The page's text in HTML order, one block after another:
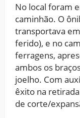
No local foram
caminhão. O
transportava
ferido), e no
ferragens,
ambos os
joelho. Com
êxito na
de corte/